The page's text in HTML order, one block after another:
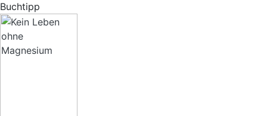
Buchtipp